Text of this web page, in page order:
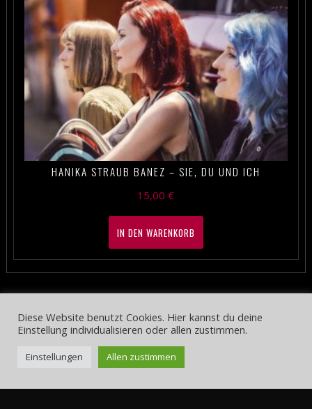
HANIKA STRAUB BANEZ – SIE, DU UND ICH
15,00€
IN DEN WARENKORB
Diese Website benutzt Cookies. Hier kannst du deine
Einstellung individualisieren oder allen zustimmen.
Einstellungen Allen zustimmen